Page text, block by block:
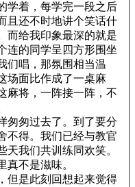
学着，每学完一段之后
且还不时地讲个笑话什
而给我印象最深的就是
连的同学呈四方形围坐
们唱，那氛围相当温
场面比作成了一桌麻
麻将，一阵接一阵，不
匆匆过去了。到了要分
不得。我们已经与教官
天我们共训练同欢笑。
真不是滋味。
但是此刻回想起来觉得